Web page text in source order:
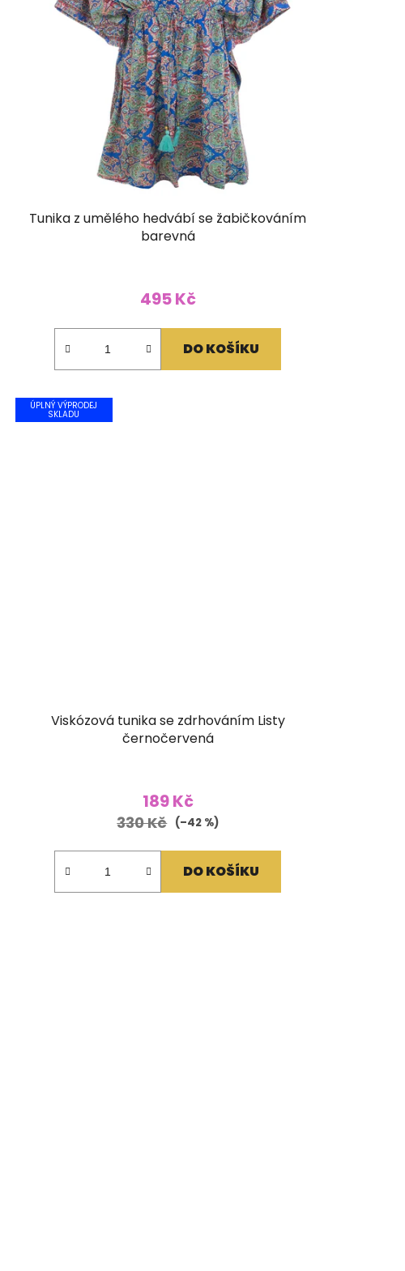
Tunika z umělého hedvábí se žabičkováním
barevná
495 Kč
DO KOŠÍKU
ÚPLNÝ VÝPRODEJ
SKLADU
Viskózová tunika se zdrhováním Listy
černočervená
189 Kč
330 Kč (–42 %)
DO KOŠÍKU